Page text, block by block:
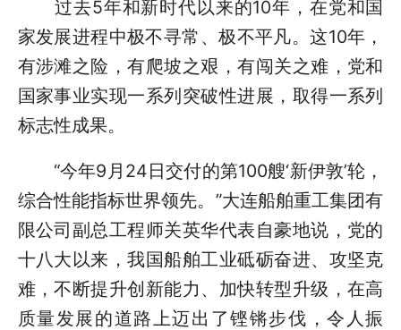
过去5年和新时代以来的10年，在党和国
家发展进程中极不寻常、极不平凡。这10年，
有涉滩之险，有爬坡之艰，有闯关之难，党和
国家事业实现一系列突破性进展，取得一系列
标志性成果。
“今年9月24日交付的第100艘‘新伊敦’轮，
综合性能指标世界领先。”大连船舶重工集团有
限公司副总工程师关英华代表自豪地说，党的
十八大以来，我国船舶工业砥砺奋进、攻坚克
难，不断提升创新能力、加快转型升级，在高
质量发展的道路上迈出了铿锵步伐，令人振